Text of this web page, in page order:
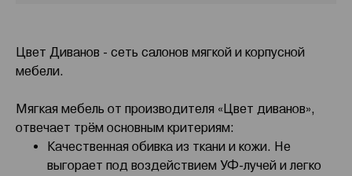
Цвет Диванов - сеть салонов мягкой и корпусной
мебели.
Мягкая мебель от производителя «Цвет диванов»,
отвечает трём основным критериям:
Качественная обивка из ткани и кожи. Не
выгорает под воздействием УФ-лучей и легко